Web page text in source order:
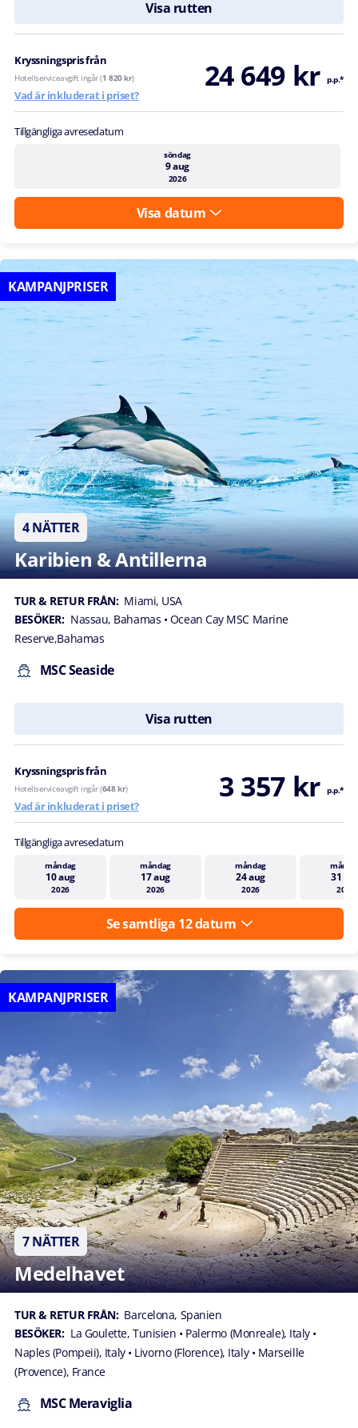
Visa rutten
Kryssningspris från 24 649 kr p.p.*
Hotellserviceavgift ingår (1 820 kr)
Vad är inkluderat i priset?
Tillgängliga avresedatum
söndag
9 aug
2026
Visa datum
KAMPANJPRISER
4 NÄTTER
Karibien & Antillerna
TUR & RETUR FRÅN: Miami, USA
BESÖKER: Nassau, Bahamas • Ocean Cay MSC Marine
Reserve,Bahamas
MSC Seaside
Visa rutten
Kryssningspris från 3 357 kr p.p.*
Hotellserviceavgift ingår (648 kr)
Vad är inkluderat i priset?
Tillgängliga avresedatum
måndag
10 aug
2026
måndag
17 aug
2026
måndag
24 aug
2026
31
2026
Se samtliga 12 datum
KAMPANJPRISER
7 NÄTTER
Medelhavet
TUR & RETUR FRÅN: Barcelona, Spanien
BESÖKER: La Goulette, Tunisien • Palermo (Monreale), Italy •
Naples (Pompeii), Italy • Livorno (Florence), Italy • Marseille
(Provence), France
MSC Meraviglia